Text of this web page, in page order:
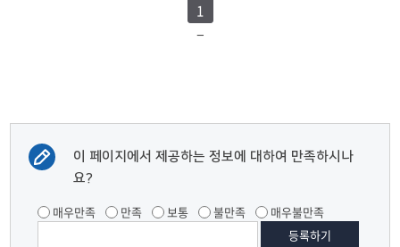
1
이 페이지에서 제공하는 정보에 대하여 만족하시나
요?
매우만족 만족 보통 불만족 매우불만족